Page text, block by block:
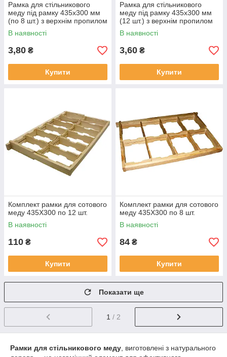
Рамка для стільникового
меду під рамку 435x300 мм
(по 8 шт.) з верхнім пропилом
В наявності
3,80 ₴
Купити
Рамка для стільникового
меду під рамку 435x300 мм
(12 шт.) з верхнім пропилом
В наявності
3,60 ₴
Купити
Комплект рамки для сотового
меду 435Х300 по 12 шт.
В наявності
110 ₴
Купити
Комплект рамки для сотового
меду 435Х300 по 8 шт.
В наявності
84 ₴
Купити
Показати ще
1 / 2
Рамки для стільникового меду , виготовлені з натурального